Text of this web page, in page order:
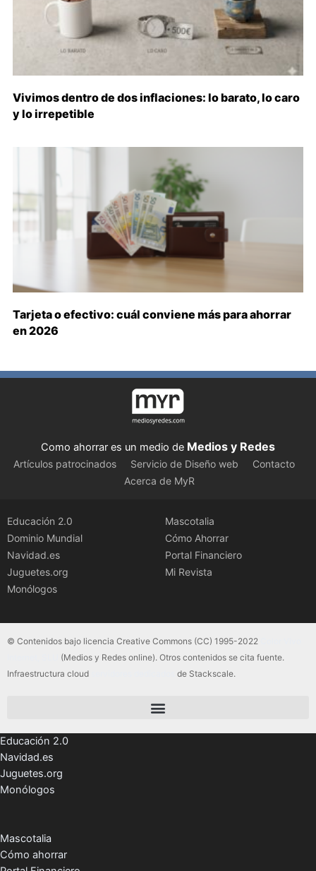
Vivimos dentro de dos inflaciones: lo barato, lo caro
y lo irrepetible
Tarjeta o efectivo: cuál conviene más para ahorrar
en 2026
Como ahorrar es un medio de Medios y Redes
Artículos patrocinados Servicio de Diseño web
Contacto
Acerca de MyR
Educación 2.0
Dominio Mundial
Navidad.es
Juguetes.org
Monólogos
Mascotalia
Cómo Ahorrar
Portal Financiero
Mi Revista
© Contenidos bajo licencia Creative Commons (CC) 1995-2022
(Medios y Redes online). Otros contenidos se cita fuente.
Infraestructura cloud
de Stackscale.
Educación 2.0
Navidad.es
Juguetes.org
Monólogos
Mascotalia
Cómo ahorrar